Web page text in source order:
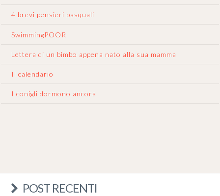
4 brevi pensieri pasquali
SwimmingPOOR
Lettera di un bimbo appena nato alla sua mamma
Il calendario
I conigli dormono ancora
POST RECENTI